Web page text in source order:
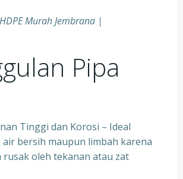
Murah Jembrana |
Pipa
Tinggi dan Korosi – Ideal
bersih maupun limbah karena
rusak oleh tekanan atau zat